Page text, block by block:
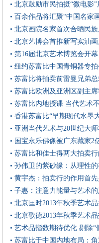
• 北京鼓励市民拍摄“微电影
• 百余作品将汇聚“中国名家
• 北京画院名家首次合晒民
• 北京艺博会首推新写实油画
• 第16届北京艺术博览会开幕
• 纽约苏富比中国青铜器专
• 苏富比将拍卖前雷曼兄弟
• 苏富比欧洲及亚洲区副主
• 苏富比内地授课 当代艺术
• 香港苏富比“早期现代水墨
• 亚洲当代艺术与20世纪大
• 国宝永乐佛像被广东藏家2
• 苏富比和佳士得两大拍卖
• 孙伟卫的紫砂缘：从理性
• 黄宇杰：拍卖行的作用首
• 子惠：注意力能量与艺术
• 北京匡时2013年秋季艺术
• 北京歌德2013年秋季艺术
• 艺术品指数期待优化 剔除“
• 苏富比于中国内地布局：